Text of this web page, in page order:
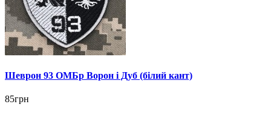
Шеврон 93 ОМБр Ворон і Дуб (білий кант)
85грн